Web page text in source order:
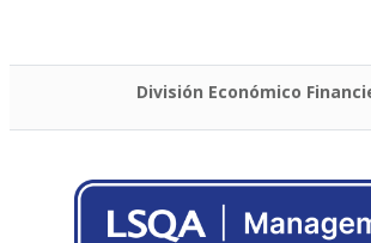
División Económico